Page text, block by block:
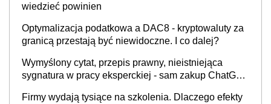
wiedzieć powinien
Optymalizacja podatkowa a DAC8 - kryptowaluty za
granicą przestają być niewidoczne. I co dalej?
Wymyślony cytat, przepis prawny, nieistniejąca
sygnatura w pracy eksperckiej - sam zakup ChatGPT
Firmy wydają tysiące na szkolenia. Dlaczego efekty